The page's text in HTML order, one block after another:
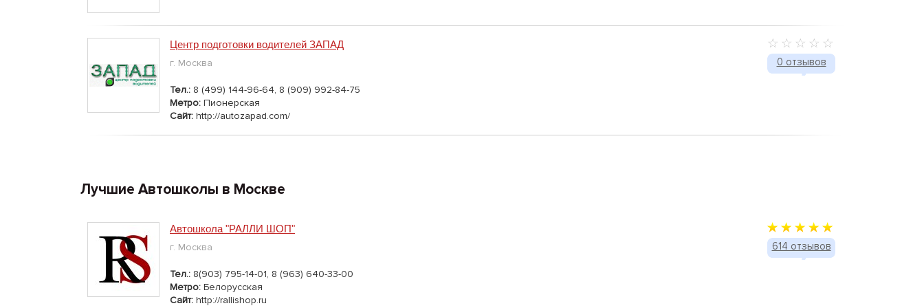
0 отзывов
Центр подготовки водителей ЗАПАД
г. Москва
Тел.: 8 (499) 144-96-64, 8 (909) 992-84-75
Метро: Пионерская
Сайт: http://autozapad.com/
Лучшие Автошколы в Москве
614 отзывов
Автошкола "РАЛЛИ ШОП"
г. Москва
Тел.: 8(903) 795-14-01, 8 (963) 640-33-00
Метро: Белорусская
Сайт: http://rallishop.ru